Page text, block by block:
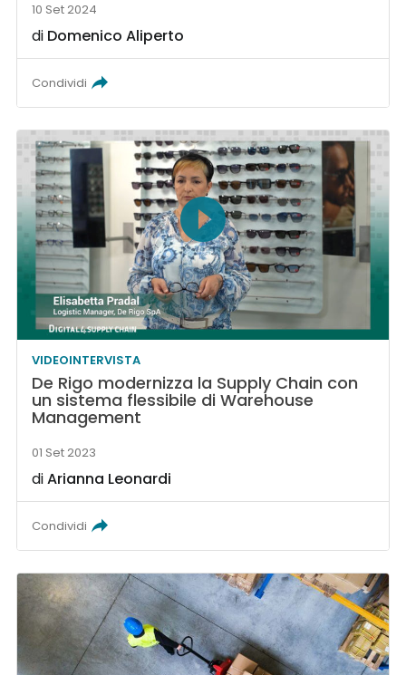
10 Set 2024
di Domenico Aliperto
Condividi
VIDEOINTERVISTA
De Rigo modernizza la Supply Chain con
un sistema flessibile di Warehouse
Management
01 Set 2023
diArianna Leonardi
Condividi